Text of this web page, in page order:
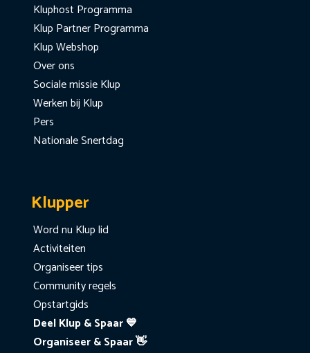
Kluphost Programma
Klup Partner Programma
Klup Webshop
Over ons
Sociale missie Klup
Werken bij Klup
Pers
Nationale Snertdag
Klupper
Word nu Klup lid
Activiteiten
Organiseer tips
Community regels
Opstartgids
Deel Klup & Spaar 💙
Organiseer & Spaar 👋